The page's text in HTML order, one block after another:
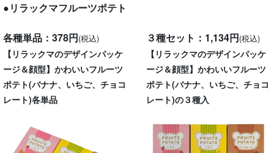
●リラックマフルーツポテト
各種単品：378円(税込)
【リラックマのデザインパッケ
ージ＆顔型】かわいいフルーツ
ポテト(バナナ、いちご、チョコ
レート)各単品
３種セット：1,134円(税込)
【リラックマのデザインパッケ
ージ＆顔型】かわいいフルーツ
ポテト(バナナ、いちご、チョコ
レート)の３種入